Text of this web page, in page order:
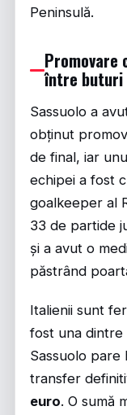
Peninsulă.
Promovare
între buturi
Sassuolo a
obținut
de final, iar
echipei a fost
goalkeeper al
33 de partide
și a avut o
păstrând
Italienii sunt
fost una dintre
Sassuolo pare
transfer
euro. O sumă